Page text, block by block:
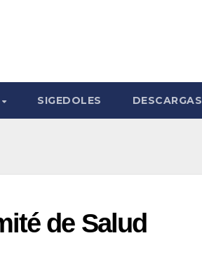
SIGEDOLES DESCARGAS
de Salud